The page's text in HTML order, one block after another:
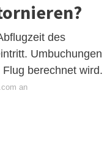
des
Umbuchungen
berechnet wird.
an